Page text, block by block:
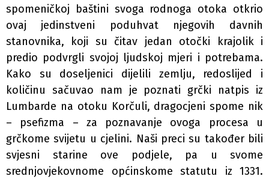
spomeničkoj baštini svoga rodnoga otoka otkrio
ovaj jedinstveni poduhvat njegovih davnih
stanovnika, koji su čitav jedan otočki krajolik i
predio podvrgli svojoj ljudskoj mjeri i potrebama.
Kako su doseljenici dijelili zemlju, redoslijed i
količinu sačuvao nam je poznati grčki natpis iz
Lumbarde na otoku Korčuli, dragocjeni spome­ nik
– psefizma – za poznavanje ovoga procesa u
grčkome svijetu u cjelini. Naši preci su također bili
svjesni starine ove podjele, pa u svome
srednjovjekovnome općinskome statutu iz 1331.